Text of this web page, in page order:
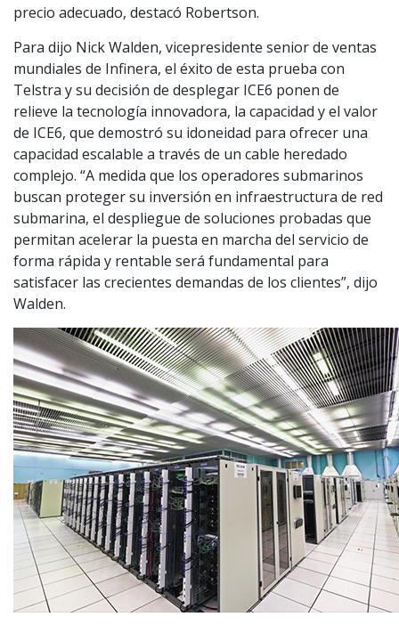
precio adecuado, destacó Robertson.
Para dijo Nick Walden, vicepresidente senior de ventas
mundiales de Infinera, el éxito de esta prueba con
Telstra y su decisión de desplegar ICE6 ponen de
relieve la tecnología innovadora, la capacidad y el valor
de ICE6, que demostró su idoneidad para ofrecer una
capacidad escalable a través de un cable heredado
complejo. “A medida que los operadores submarinos
buscan proteger su inversión en infraestructura de red
submarina, el despliegue de soluciones probadas que
permitan acelerar la puesta en marcha del servicio de
forma rápida y rentable será fundamental para
satisfacer las crecientes demandas de los clientes”, dijo
Walden.